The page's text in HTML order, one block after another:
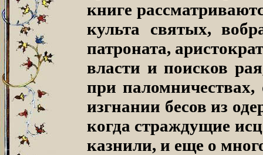
книге
культа святых,
патроната,
власти и поисков
при
изгнании бесов из
когда страждущие
казнили, и еще о